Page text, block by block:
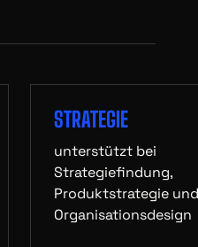
STRATEGIE
unterstützt bei
Strategiefindung,
Produktstrategie und
Organisationsdesign